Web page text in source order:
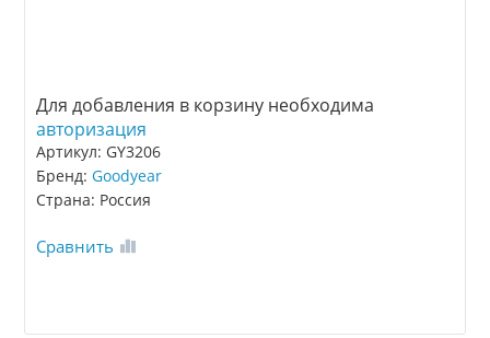
Для добавления в корзину необходима
авторизация
Артикул: GY3206
Бренд:Goodyear
Страна: Россия
Сравнить